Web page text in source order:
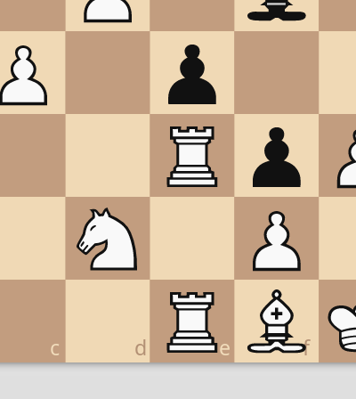
c d e f